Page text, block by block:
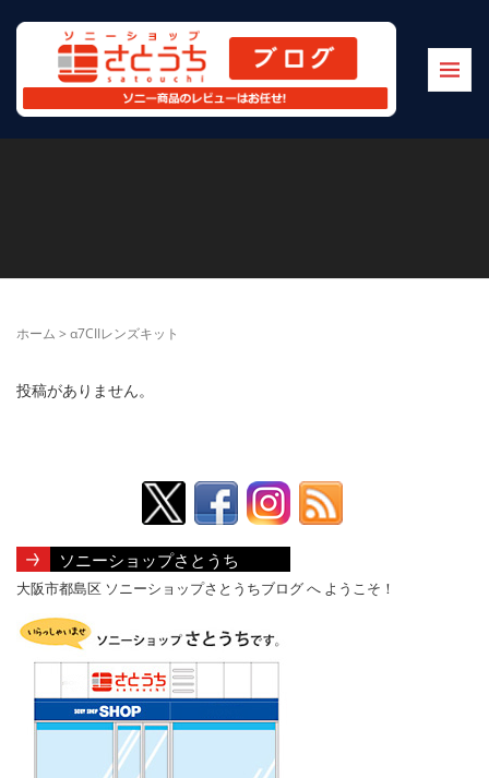
ホーム > α7CIIレンズキット
投稿がありません。
ソニーショップさとうち
大阪市都島区 ソニーショップさとうちブログ へ ようこそ！